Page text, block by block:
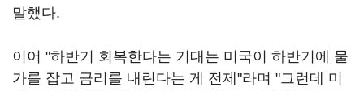
말했다.
이어 "하반기 회복한다는 기대는 미국이 하반기에 물
가를 잡고 금리를 내린다는 게 전제"라며 "그런데 미